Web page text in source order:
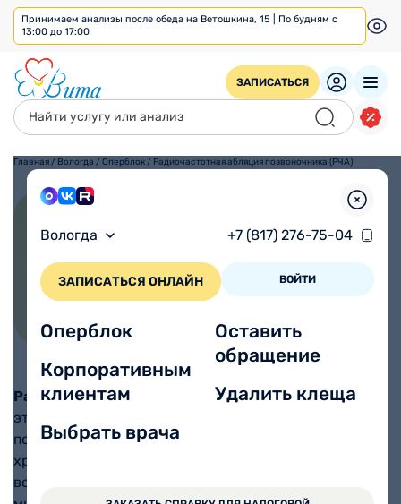
Принимаем анализы после обеда на Ветошкина, 15 | По будням с
13:00 до 17:00
ЗАПИСАТЬСЯ
Вологда +7 (817) 276-75-04
ЗАПИСАТЬСЯ ОНЛАЙН ВОЙТИ
Оперблок
Корпоративным
клиентам
Выбрать врача
Оставить
обращение
Удалить клеща
Главная / Вологда /Оперблок / Радиочастотная абляция позвоночника (РЧА)
позвоночника (РЧА)
30 минут
Время процедуры
Нет Муж/ЖенМестная
Анестезия
от 39000 ₽
Радиочастотная абляция позвоночника (РЧА)–
это современная и безопасная процедура,
позволяющая эффективно справляться с
хроническими болями в спине. Метод позволяет
воздействовать на проблемные участки выборочно,